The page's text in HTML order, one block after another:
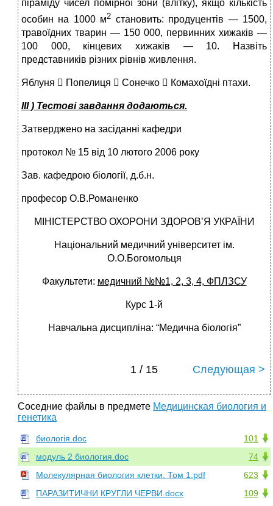
піраміду чисел помірної зони (влітку), якщо кількість
особин на 1000 м2 становить: продуцентів — 1500,
травоїдних тварин — 150 000, первинних хижаків —
100 000, кінцевих хижаків — 10. Назвіть
представників різних рівнів живлення.
Яблуня  Попелиця  Сонечко  Комахоїдні птахи.
ІІІ ) Тестові завдання додаються.
Затверджено на засіданні кафедри
протокол № 15 від 10 лютого 2006 року
Зав. кафедрою біології, д.б.н.
професор О.В.Романенко
МІНІСТЕРСТВО ОХОРОНИ ЗДОРОВ’Я УКРАЇНИ
Національний медичний університет ім.
О.О.Богомольця
Факультети: медичний №№1, 2, 3, 4, ФПЛЗСУ
Курс 1-й
Навчальна дисципліна: “Медична біологія”
1 / 15 Следующая >
Соседние файлы в предмете Медицинская биология и
генетика
101
биологія.doc
74
модуль 2 биология.doc
623
Молекулярная биология клетки. Том 1.pdf
109
ПАРАЗИТИЧНИ КРУГЛИ ЧЕРВИ.docx